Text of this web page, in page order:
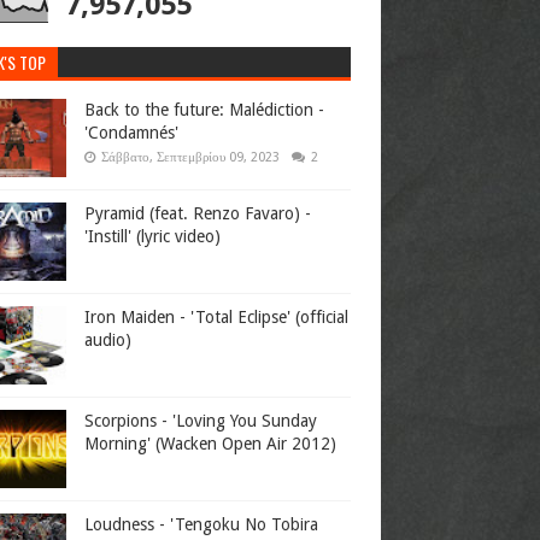
TOP
Back to the future: Malédiction -
'Condamnés'
Σάββατο, Σεπτεμβρίου 09, 2023 2
Pyramid (feat. Renzo Favaro) -
'Instill' (lyric video)
Iron Maiden - 'Total Eclipse' (official
audio)
Scorpions - 'Loving You Sunday
Morning' (Wacken Open Air 2012)
Loudness - 'Tengoku No Tobira